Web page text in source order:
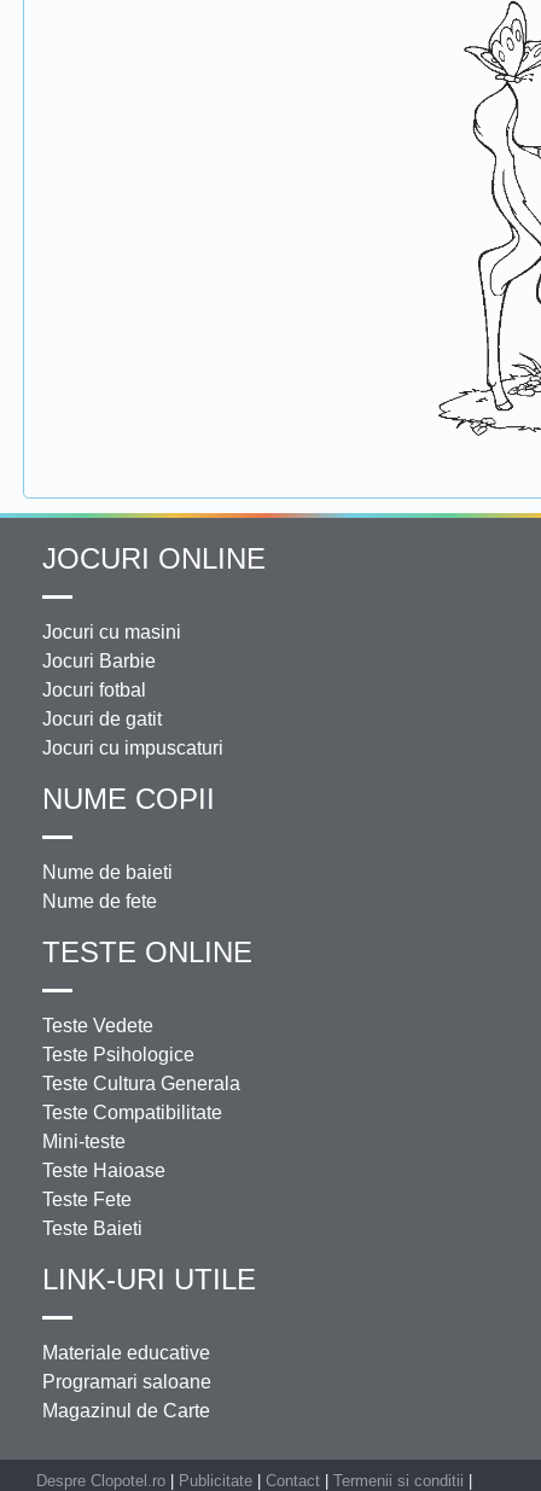
JOCURI ONLINE
Jocuri cu masini
Jocuri Barbie
Jocuri fotbal
Jocuri de gatit
Jocuri cu impuscaturi
NUME COPII
Nume de baieti
Nume de fete
TESTE ONLINE
Teste Vedete
Teste Psihologice
Teste Cultura Generala
Teste Compatibilitate
Mini-teste
Teste Haioase
Teste Fete
Teste Baieti
LINK-URI UTILE
Materiale educative
Programari saloane
Magazinul de Carte
Despre Clopotel.ro Publicitate Contact Termenii si conditii